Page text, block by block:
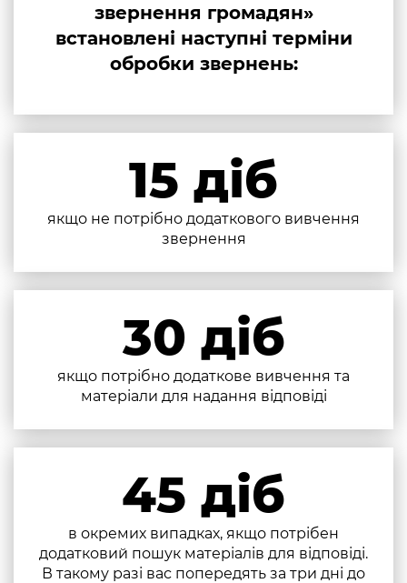
звернення громадян»
встановлені наступні терміни
обробки звернень:
15 діб
якщо не потрібно додаткового вивчення
звернення
30 діб
якщо потрібно додаткове вивчення та
матеріали для надання відповіді
45 діб
в окремих випадках, якщо потрібен
додатковий пошук матеріалів для відповіді.
В такому разі вас попередять за три дні до